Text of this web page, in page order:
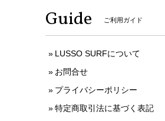
Guide ご利用ガイド
LUSSO SURFについて
お問合せ
プライバシーポリシー
特定商取引法に基づく表記